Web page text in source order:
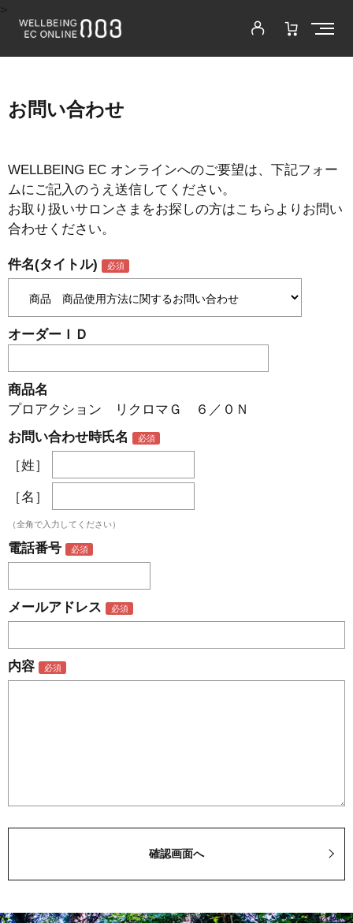
お問い合わせ
WELLBEING EC オンラインへのご要望は、下記フォー
ムにご記入のうえ送信してください。
お取り扱いサロンさまをお探しの方はこちらよりお問い
合わせください。
件名(タイトル)
オーダーＩＤ
商品名
プロアクション リクロマＧ ６／０Ｎ
お問い合わせ時氏名
［姓］
［名］
（全角で入力してください）
電話番号
メールアドレス
内容